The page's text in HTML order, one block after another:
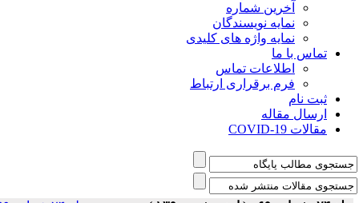
آخرین شماره
نمایه نویسندگان
نمایه واژه های کلیدی
تماس با ما
اطلاعات تماس
فرم برقراری ارتباط
ثبت نام
ارسال مقاله
مقالات COVID-19